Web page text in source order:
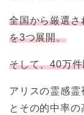
全国から厳選さ
を3つ展開。
そして、40万
アリスの霊感霊
とその的中率の